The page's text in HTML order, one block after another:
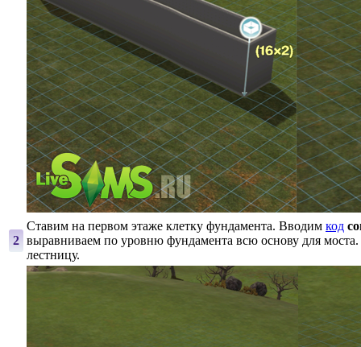
2
Ставим на первом этаже клетку фундамента. Вводим код
выравниваем по уровню фундамента всю основу для
лестницу.